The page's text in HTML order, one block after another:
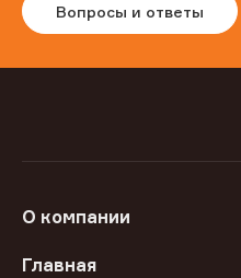
Вопросы и ответы
О компании
Главная